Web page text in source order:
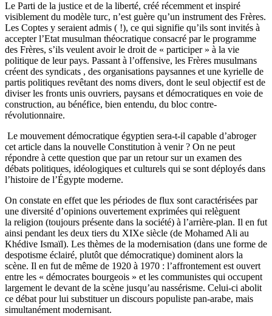
Le Parti de la justice et de la liberté, créé récemment et inspiré
visiblement du modèle turc, n’est guère qu’un instrument des Frères.
Les Coptes y seraient admis ( !), ce qui signifie qu’ils sont invités à
accepter l’Etat musulman théocratique consacré par le programme
des Frères, s’ils veulent avoir le droit de « participer » à la vie
politique de leur pays. Passant à l’offensive, les Frères musulmans
créent des syndicats , des organisations paysannes et une kyrielle de
partis politiques revêtant des noms divers, dont le seul objectif est de
diviser les fronts unis ouvriers, paysans et démocratiques en voie de
construction, au bénéfice, bien entendu, du bloc contre-
révolutionnaire.
Le mouvement démocratique égyptien sera-t-il capable d’abroger
cet article dans la nouvelle Constitution à venir ? On ne peut
répondre à cette question que par un retour sur un examen des
débats politiques, idéologiques et culturels qui se sont déployés dans
l’histoire de l’Égypte moderne.
On constate en effet que les périodes de flux sont caractérisées par
une diversité d’opinions ouvertement exprimées qui relèguent
la religion (toujours présente dans la société) à l’arrière-plan. Il en fut
ainsi pendant les deux tiers du XIXe siècle (de Mohamed Ali au
Khédive Ismaïl). Les thèmes de la modernisation (dans une forme de
despotisme éclairé, plutôt que démocratique) dominent alors la
scène. Il en fut de même de 1920 à 1970 : l’affrontement est ouvert
entre les « démocrates bourgeois » et les communistes qui occupent
largement le devant de la scène jusqu’au nassérisme. Celui-ci abolit
ce débat pour lui substituer un discours populiste pan-arabe, mais
simultanément modernisant.